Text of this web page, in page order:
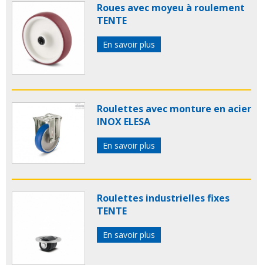
Roues avec moyeu à roulement
TENTE
En savoir plus
Roulettes avec monture en acier
INOX ELESA
En savoir plus
Roulettes industrielles fixes
TENTE
En savoir plus